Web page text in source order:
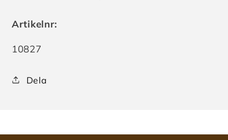
Artikelnr:
Lagerhållningsenhet:
10827
Dela